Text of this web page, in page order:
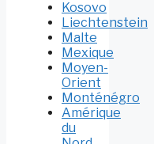
Kosovo
Liechtenstein
Malte
Mexique
Moyen-
Orient
Monténégro
Amérique
du